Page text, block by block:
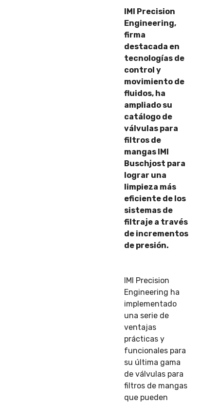
IMI Precision
Engineering,
firma
destacada en
tecnologías de
control y
movimiento de
fluidos, ha
ampliado su
catálogo de
válvulas para
filtros de
mangas IMI
Buschjost para
lograr una
limpieza más
eficiente de los
sistemas de
filtraje a través
de incrementos
de presión.
IMI Precision
Engineering ha
implementado
una serie de
ventajas
prácticas y
funcionales para
su última gama
de válvulas para
filtros de mangas
que pueden